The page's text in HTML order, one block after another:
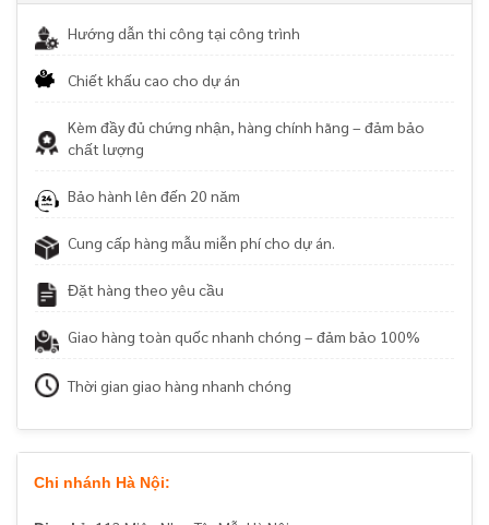
Hướng dẫn thi công tại công trình
Chiết khấu cao cho dự án
Kèm đầy đủ chứng nhận, hàng chính hãng – đảm bảo
chất lượng
Bảo hành lên đến 20 năm
Cung cấp hàng mẫu miễn phí cho dự án.
Đặt hàng theo yêu cầu
Giao hàng toàn quốc nhanh chóng – đảm bảo 100%
Thời gian giao hàng nhanh chóng
Chi nhánh Hà Nội: